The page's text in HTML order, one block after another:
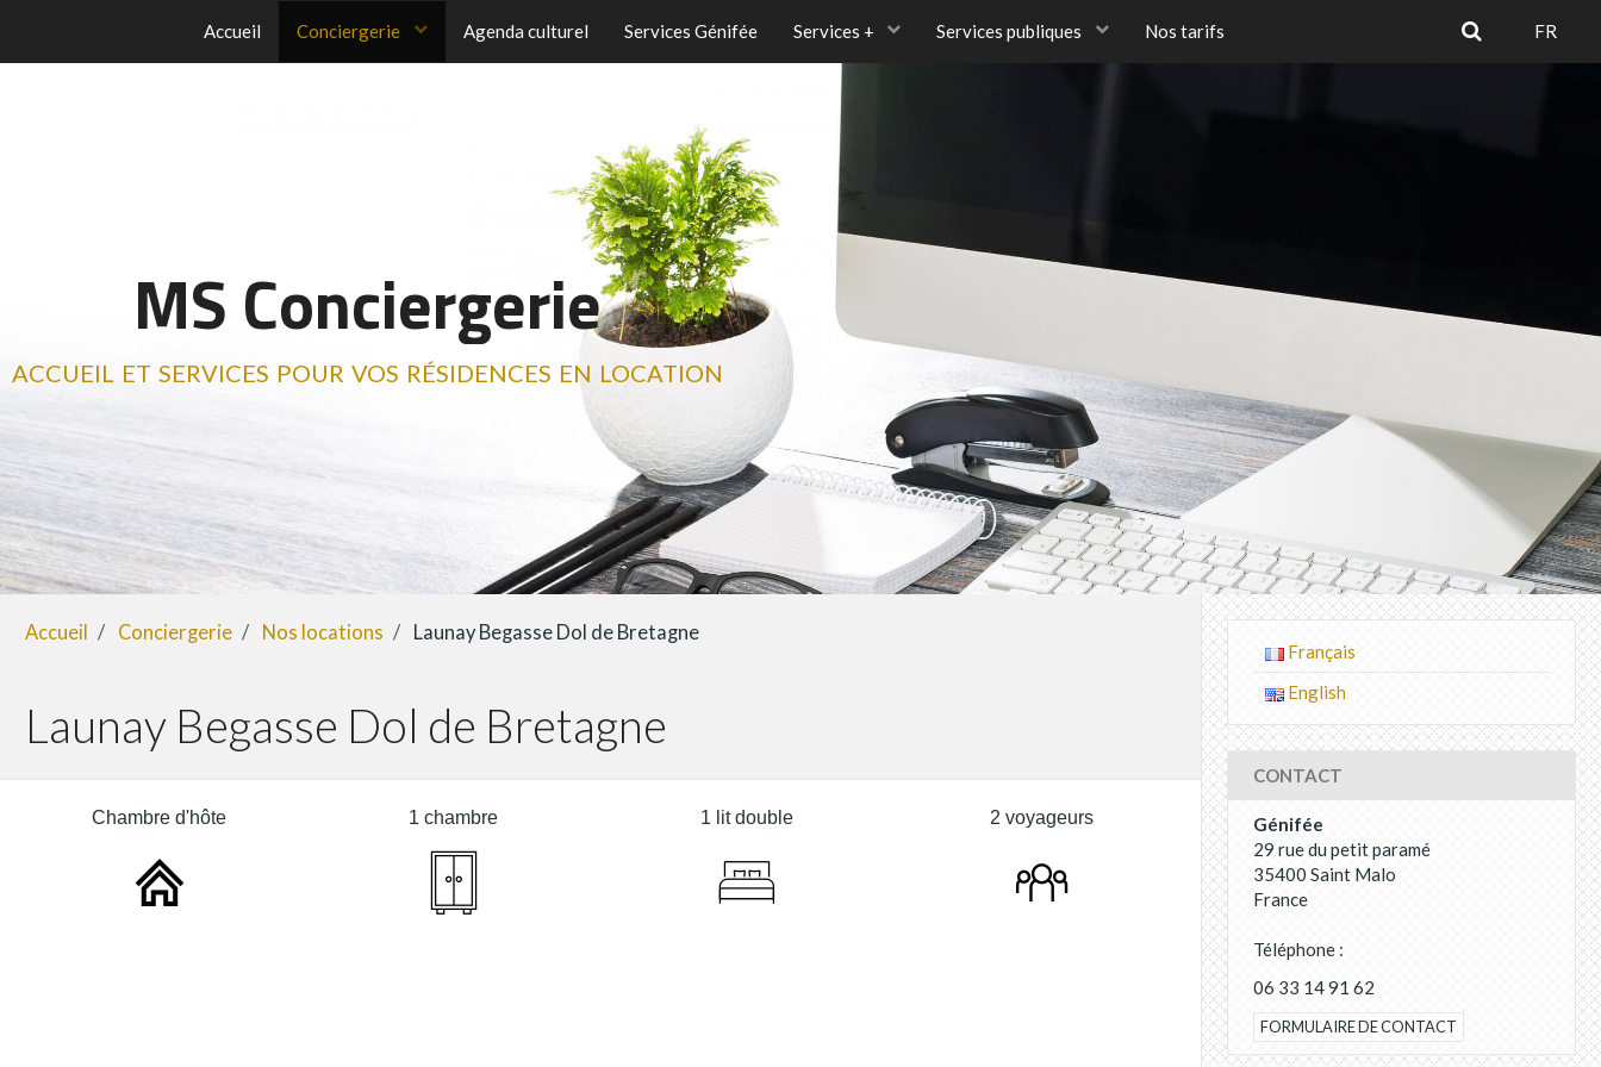
Accueil Conciergerie Agenda culturel Services Génifée Services + Services publiques Nos tarifs FR
MS Conciergerie
accueil et services pour vos résidences en location
Accueil Conciergerie Nos locations Launay Begasse Dol de Bretagne
Launay Begasse Dol de Bretagne
Chambre d'hôte 1 chambre 1 lit double 2 voyageurs
Français
English
CONTACT
Génifée
29 rue du petit paramé
35400 Saint Malo
France
Téléphone :
06 33 14 91 62
FORMULAIRE DE CONTACT